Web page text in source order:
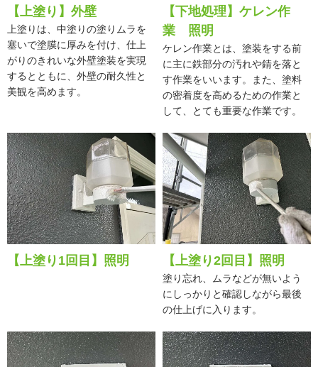
【上塗り】外壁
上塗りは、中塗りの塗りムラを
塞いで塗膜に厚みを付け、仕上
がりのきれいな外壁塗装を実現
するとともに、外壁の耐久性と
美観を高めます。
【下地処理】ケレン作
業 照明
ケレン作業とは、塗装をする前
に主に鉄部分の汚れや錆を落と
す作業をいいます。また、塗料
の密着度を高めるための作業と
して、とても重要な作業です。
【上塗り1回目】照明 【上塗り2回目】照明
塗り忘れ、ムラなどが無いよう
にしっかりと確認しながら最後
の仕上げに入ります。